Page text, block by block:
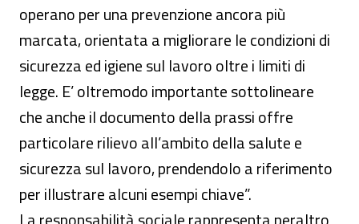
operano per una prevenzione ancora più
marcata, orientata a migliorare le condizioni di
sicurezza ed igiene sul lavoro oltre i limiti di
legge. E’ oltremodo importante sottolineare
che anche il documento della prassi offre
particolare rilievo all’ambito della salute e
sicurezza sul lavoro, prendendolo a riferimento
per illustrare alcuni esempi chiave”.